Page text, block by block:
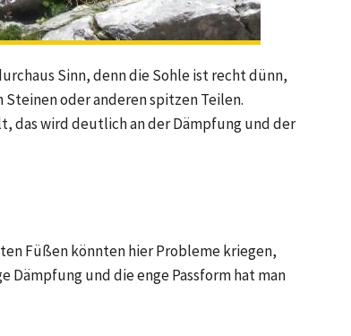
Sinn, denn die Sohle ist recht dünn,
oder anderen spitzen Teilen.
das wird deutlich an der Dämpfung und der
Füßen könnten hier Probleme kriegen,
Dämpfung und die enge Passform hat man